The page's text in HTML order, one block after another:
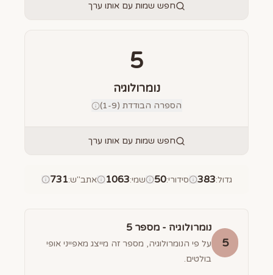
חפש שמות עם אותו ערך
5
נומרולוגיה
הספרה הבודדת (1-9)
חפש שמות עם אותו ערך
גדול:
383 סידורי:
50 שמי:
1063 אתב"ש:
731
5
נומרולוגיה - מספר 5
על פי הנומרולוגיה, מספר זה מייצג מאפייני אופי
בולטים.